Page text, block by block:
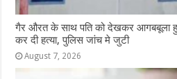
गैर औरत के साथ पति को देखकर आगबबूला
कर दी हत्या, पुलिस जांच मे जुटी
August 7, 2026